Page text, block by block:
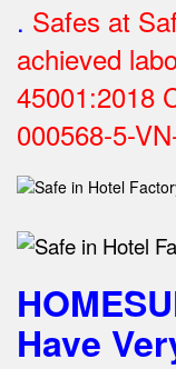
. Safes at
achieved
45001:2018
000568-5-
Have